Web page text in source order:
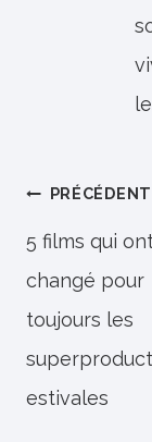
de
l’article
PRÉCÉDENT
5 films qui
changé pour
toujours les
estivales